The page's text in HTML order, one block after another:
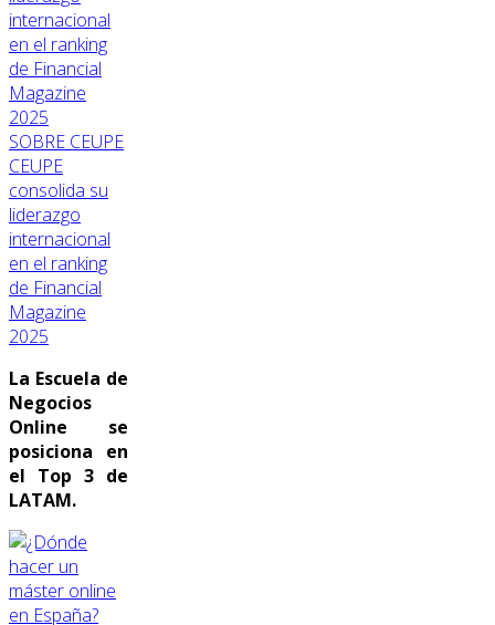
SOBRE CEUPE
CEUPE
consolida su
liderazgo
internacional
en el ranking
de Financial
Magazine
2025
La Escuela de
Negocios
Online se
posiciona en
el Top 3 de
LATAM.